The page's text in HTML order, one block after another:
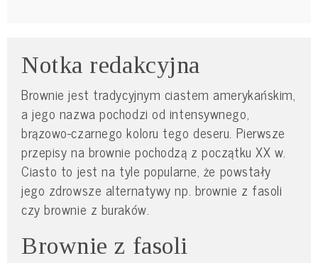
Notka redakcyjna
Brownie jest tradycyjnym ciastem amerykańskim,
a jego nazwa pochodzi od intensywnego,
brązowo-czarnego koloru tego deseru. Pierwsze
przepisy na brownie pochodzą z początku XX w.
Ciasto to jest na tyle popularne, że powstały
jego zdrowsze alternatywy np. brownie z fasoli
czy brownie z buraków.
Brownie z fasoli